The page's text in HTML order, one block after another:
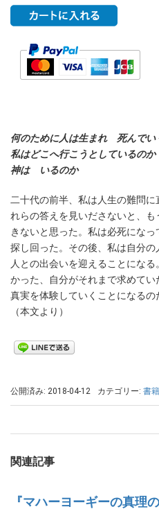
何のために人は生まれ 死んでい
私はどこへ行こうとしているのか
神は いるのか
二十代の前半、私は人生の難問
れらの答えを見いださないと、
きないと思った。私は必死にな
探し回った。その後、私は自分
人との出会いを迎えることにな
かった、自分がそれまで求めて
真実を体験していくことになるの
（本文より）
公開済み: 2018-04-12 カテゴリー: 書籍
関連記事
『マハーヨーギーの真理